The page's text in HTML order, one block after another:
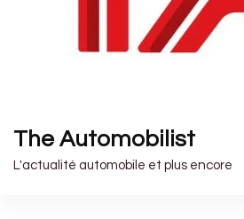
The Automobilist
L'actualité automobile et plus encore